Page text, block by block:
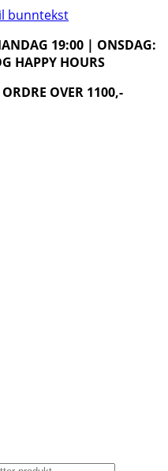
bunntekst
19:00 | ONSDAG:
HAPPY HOURS
OVER 1100,-